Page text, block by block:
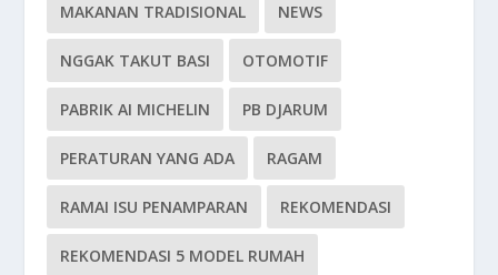
MAKANAN TRADISIONAL NEWS
NGGAK TAKUT BASI OTOMOTIF
PABRIK AI MICHELIN PB DJARUM
PERATURAN YANG ADA RAGAM
RAMAI ISU PENAMPARAN REKOMENDASI
REKOMENDASI 5 MODEL RUMAH